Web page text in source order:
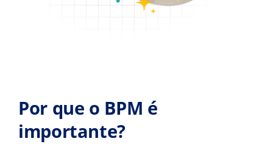
Por que o BPM é
importante?